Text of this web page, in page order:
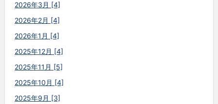
2026年3月 [4]
2026年2月 [4]
2026年1月 [4]
2025年12月 [4]
2025年11月 [5]
2025年10月 [4]
2025年9月 [3]